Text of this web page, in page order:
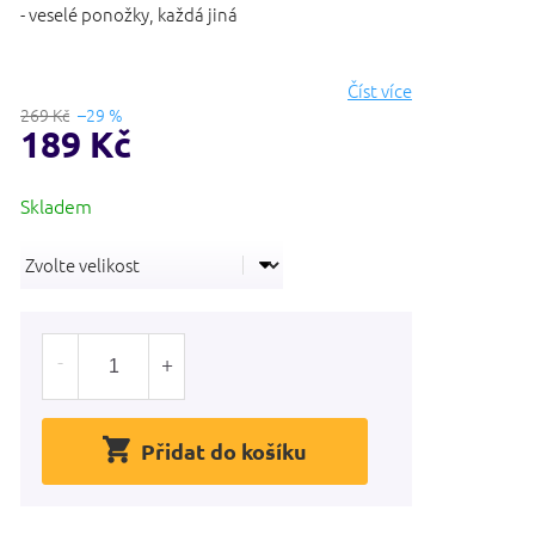
- veselé ponožky, každá jiná
Číst více
269 Kč –29 %
189 Kč
cena:
Přidat do košíku